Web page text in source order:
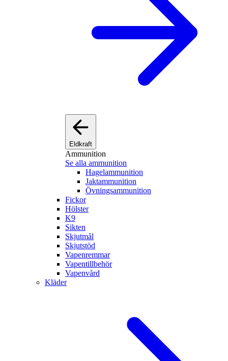
Eldkraft
Ammunition
Se alla ammunition
Hagelammunition
Jaktammunition
Övningsammunition
Fickor
Hölster
K9
Sikten
Skjutmål
Skjutstöd
Vapenremmar
Vapentillbehör
Vapenvård
Kläder